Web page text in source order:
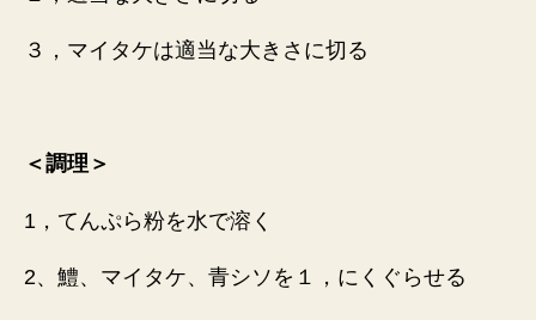
３，マイタケは適当な大きさに切る
＜調理＞
1，てんぷら粉を水で溶く
2、鱧、マイタケ、青シソを１，にくぐらせる